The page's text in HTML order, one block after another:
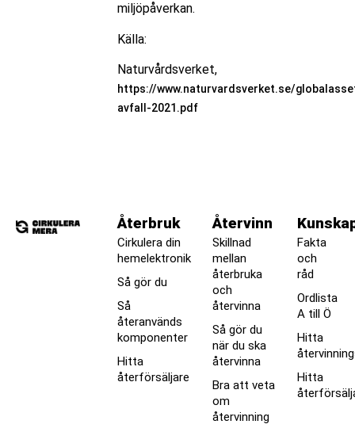
miljöpåverkan.
Källa:
Naturvårdsverket,
https://www.naturvardsverket.se/
avfall-2021.pdf
Återbruk
Cirkulera din
hemelektronik
Så gör du
Så
återanvänds
komponenter
Hitta
återförsäljare
Återvinn
Skillnad
mellan
återbruka
och
återvinna
Så gör du
när du ska
återvinna
Bra att veta
om
återvinning
Fakta
och
råd
Ordlista
A till Ö
Hitta
Hitta